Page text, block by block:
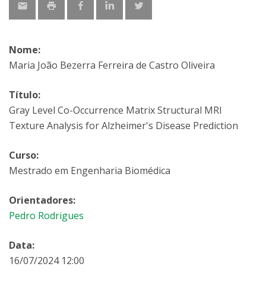
Nome:
Maria João Bezerra Ferreira de Castro Oliveira
Título:
Gray Level Co-Occurrence Matrix Structural MRI
Texture Analysis for Alzheimer's Disease Prediction
Curso:
Mestrado em Engenharia Biomédica
Orientadores:
Pedro Rodrigues
Data:
16/07/2024 12:00